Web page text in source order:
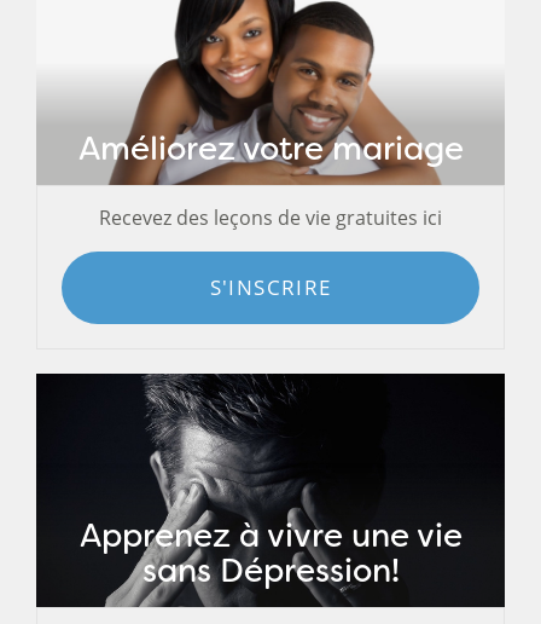
Améliorez votre mariage
Recevez des leçons de vie gratuites ici
S'INSCRIRE
Apprenez à vivre une vie
sans Dépression!